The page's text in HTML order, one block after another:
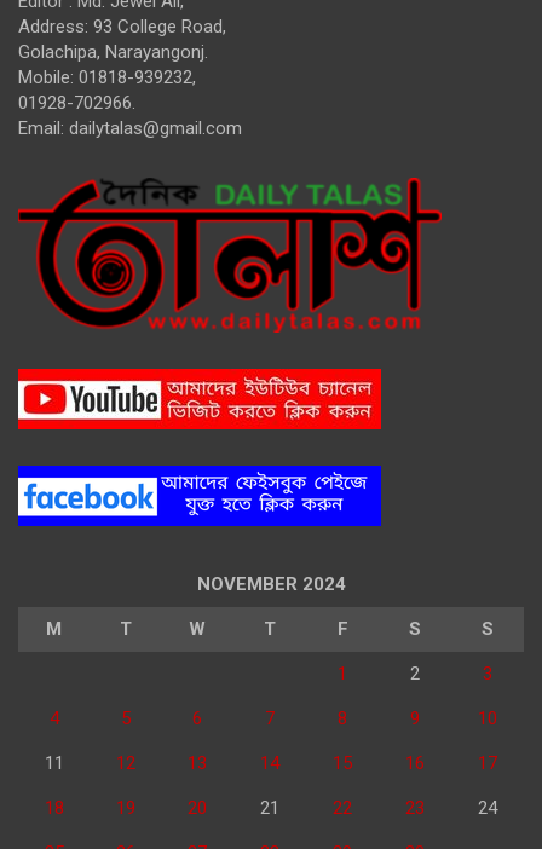
Address: 93 College Road,
Golachipa, Narayangonj.
Mobile: 01818-939232,
01928-702966.
Email: dailytalas@gmail.com
NOVEMBER 2024
M T W T F S S
1 2 3
4 5 6 7 8 9 10
11 12 13 14 15 16 17
18 19 20 21 22 23 24